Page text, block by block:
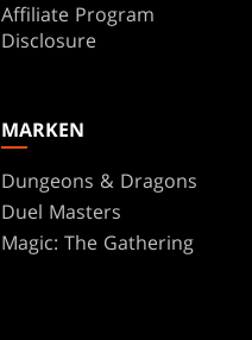
Affiliate Program
Disclosure
MARKEN
Dungeons & Dragons
Duel Masters
Magic: The Gathering